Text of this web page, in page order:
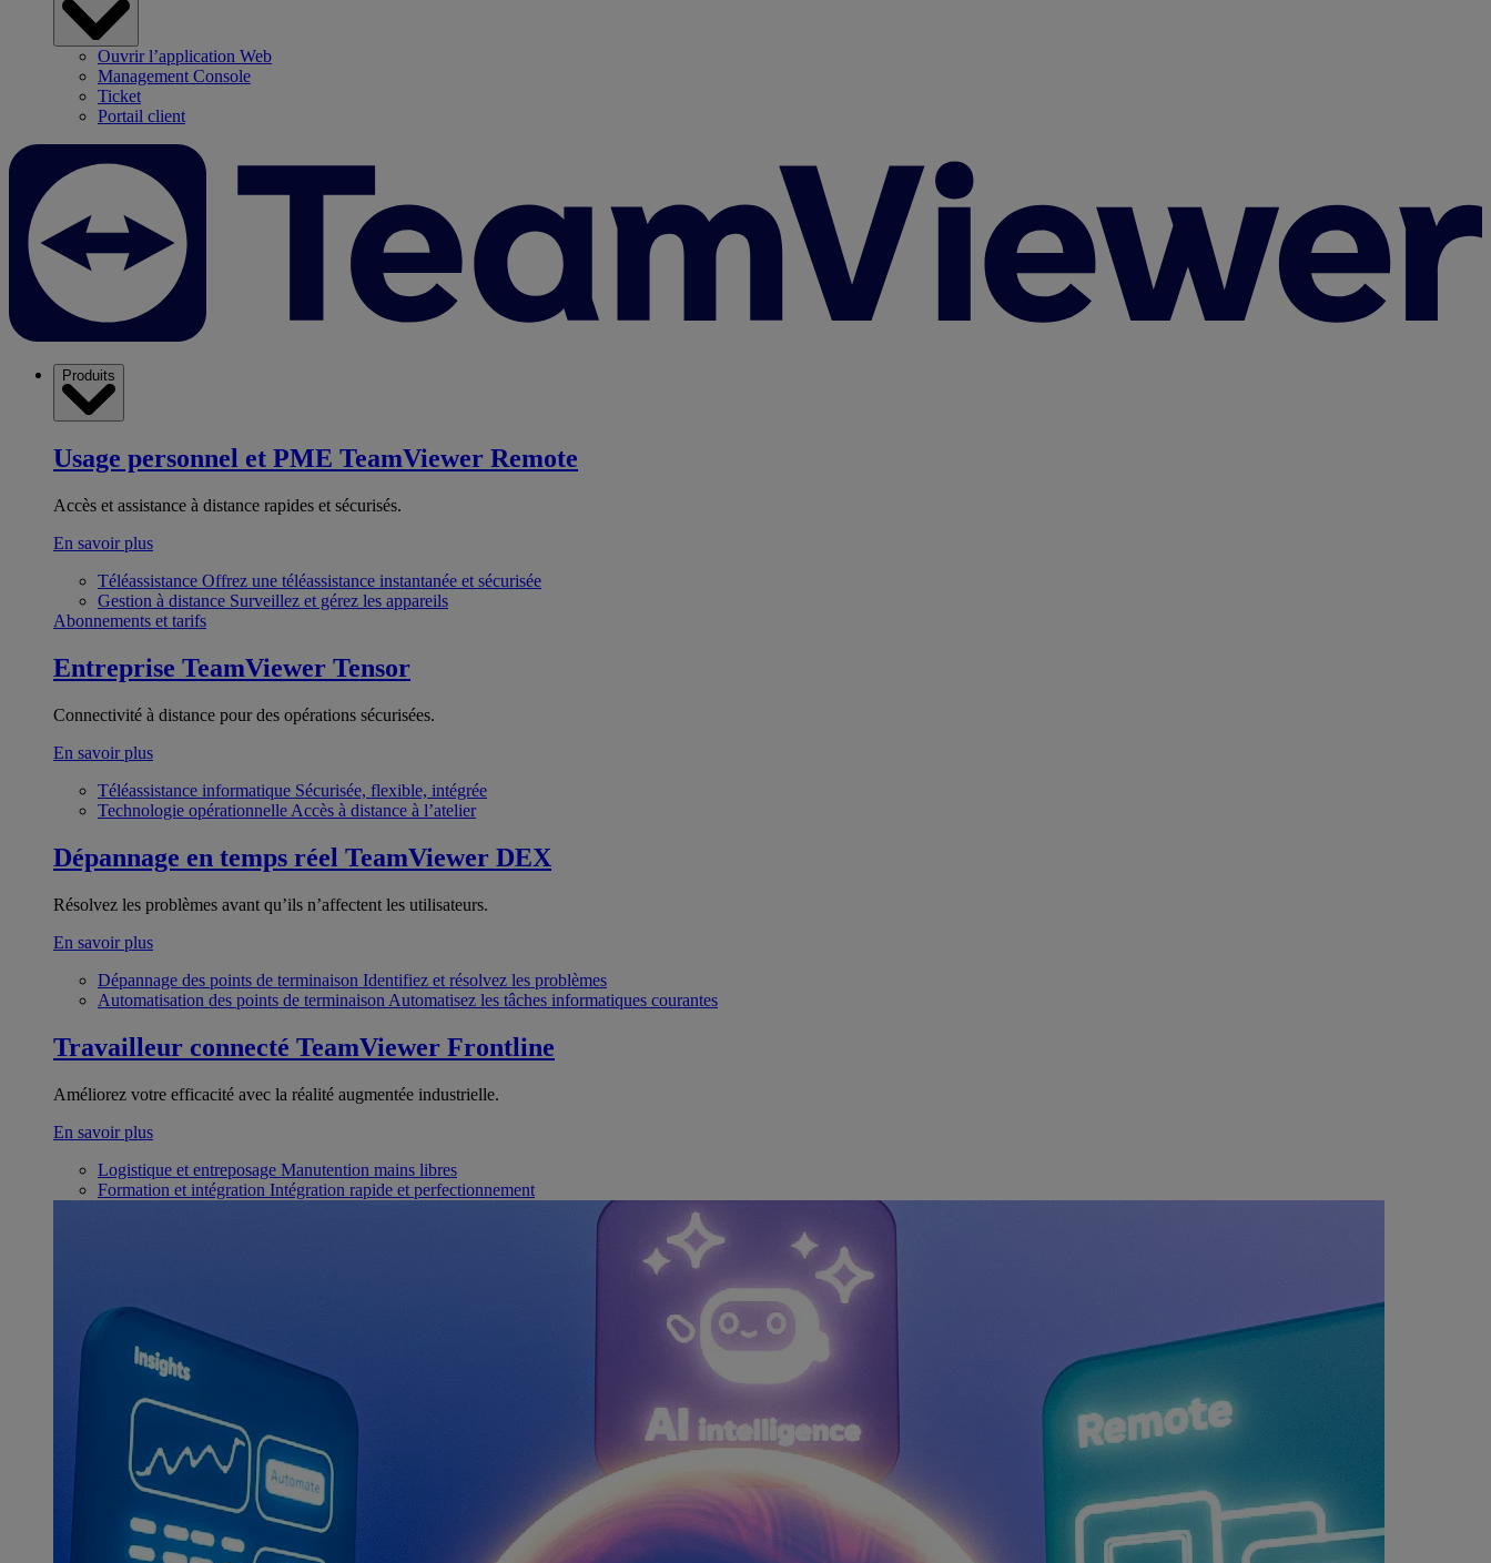
Ouvrir l’application Web
Management Console
Ticket
Portail client
Produits
Usage personnel et PME TeamViewer Remote
Accès et assistance à distance rapides et sécurisés.
En savoir plus
Téléassistance Offrez une téléassistance instantanée et sécurisée
Gestion à distance Surveillez et gérez les appareils
Abonnements et tarifs
Entreprise TeamViewer Tensor
Connectivité à distance pour des opérations sécurisées.
En savoir plus
Téléassistance informatique Sécurisée, flexible, intégrée
Technologie opérationnelle Accès à distance à l’atelier
Dépannage en temps réel TeamViewer DEX
Résolvez les problèmes avant qu’ils n’affectent les utilisateurs.
En savoir plus
Dépannage des points de terminaison Identifiez et résolvez les problèmes
Automatisation des points de terminaison Automatisez les tâches informatiques courantes
Travailleur connecté TeamViewer Frontline
Améliorez votre efficacité avec la réalité augmentée industrielle.
En savoir plus
Logistique et entreposage Manutention mains libres
Formation et intégration Intégration rapide et perfectionnement